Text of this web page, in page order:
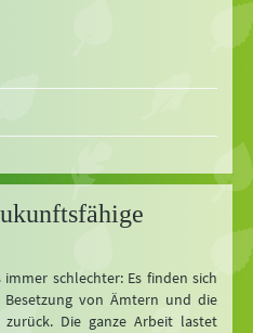
schlechter: Es finden sich
von Ämtern und die
Die ganze Arbeit lastet